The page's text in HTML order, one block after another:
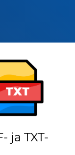
ja TXT-